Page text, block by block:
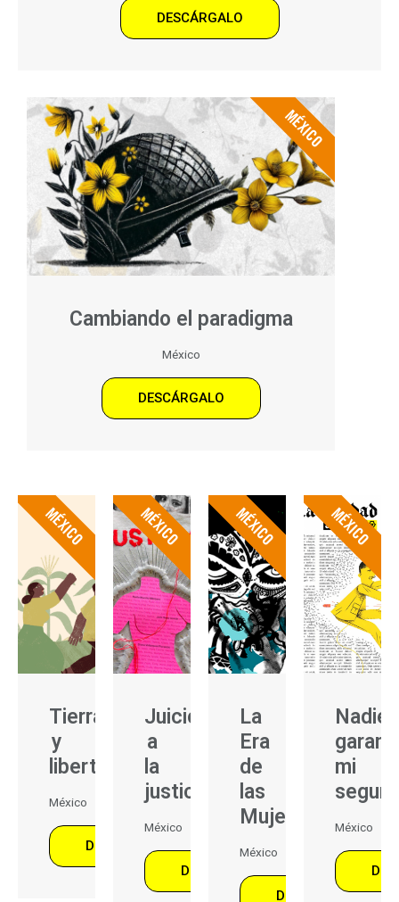
DESCÁRGALO
Cambiando el paradigma
México
DESCÁRGALO
MÉXICO
Tierra
y
libertad
México
DESCÁRGALO
MÉXICO
Juicio
a
la
justicia
México
DESCÁRGALO
MÉXICO
La
Era
de
las
Mujeres
México
DESCÁRGALO
MÉXICO
Nadie
mi
México
MÉXICO